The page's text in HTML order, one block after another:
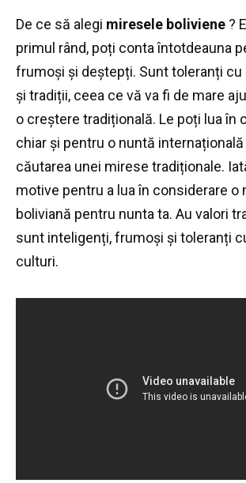
De ce să alegi miresele boliviene ?
primul rând, poți conta întotdeauna
frumoși și deștepți. Sunt toleranți
și tradiții, ceea ce vă va fi de mare
o creștere tradițională. Le poți lua în
chiar și pentru o nuntă
căutarea unei mirese tradiționale.
motive pentru a lua în considerare o
boliviană pentru nunta ta. Au valori
sunt inteligenți, frumoși și toleranți
culturi.